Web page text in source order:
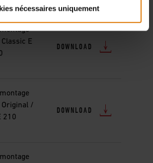
nécessaires uniquement
E
DOWNLOAD
/
210
DOWNLOAD